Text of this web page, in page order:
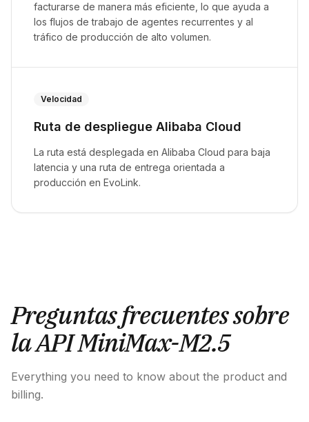
facturarse de manera más eficiente, lo que ayuda a
los flujos de trabajo de agentes recurrentes y al
tráfico de producción de alto volumen.
Velocidad
Ruta de despliegue Alibaba Cloud
La ruta está desplegada en Alibaba Cloud para baja
latencia y una ruta de entrega orientada a
producción en EvoLink.
Preguntas frecuentes sobre
la API MiniMax-M2.5
Everything you need to know about the product and
billing.